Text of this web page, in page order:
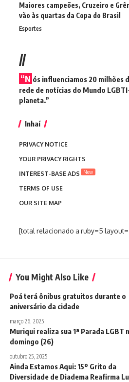
Maiores campeões, Cruzeiro e
vão às quartas da Copa do Brasil
Esportes
//
“N ós influenciamos 20 milhões
rede de notícias do Mundo
planeta.”
Inhaí
PRIVACY NOTICE
YOUR PRIVACY RIGHTS
INTEREST-BASE ADS
New
TERMS OF USE
OUR SITE MAP
[total relacionado a ruby=5
You Might Also Like
Poá terá ônibus gratuitos durante o
aniversário da cidade
março 26, 2025
Muriqui realiza sua 1ª Parada LGBT
domingo (26)
outubro 25, 2025
Ainda Estamos Aqui: 15º Grito da
Diversidade de Diadema Reafirma